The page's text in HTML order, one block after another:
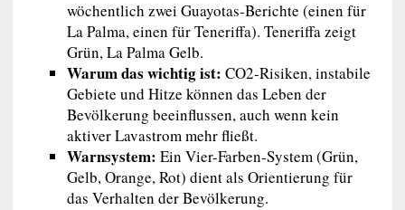
wöchentlich zwei Guayotas-Berichte (einen für
La Palma, einen für Teneriffa). Teneriffa zeigt
Grün, La Palma Gelb.
Warum das wichtig ist: CO2-Risiken, instabile
Gebiete und Hitze können das Leben der
Bevölkerung beeinflussen, auch wenn kein
aktiver Lavastrom mehr fließt.
Warnsystem: Ein Vier-Farben-System (Grün,
Gelb, Orange, Rot) dient als Orientierung für
das Verhalten der Bevölkerung.